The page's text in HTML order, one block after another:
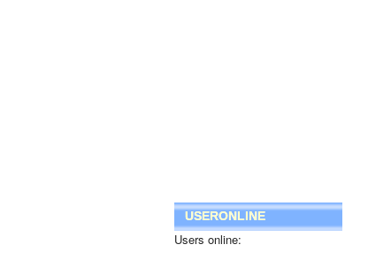
USERONLINE
Users online: